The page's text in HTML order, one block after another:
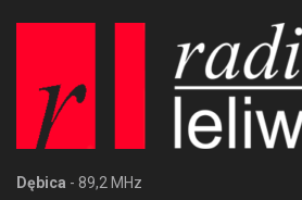
Dębica - 89,2 MHz